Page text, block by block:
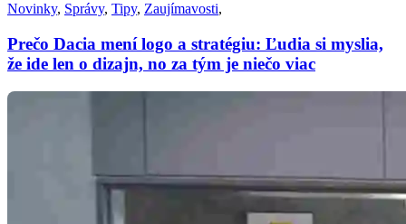
Novinky, Správy, Tipy, Zaujímavosti,
Prečo Dacia mení logo a stratégiu: Ľudia si myslia,
že ide len o dizajn, no za tým je niečo viac